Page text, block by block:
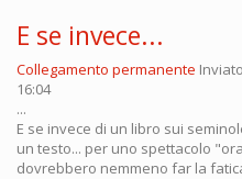
E se invece...
Collegamento permanente
16:04
...
E se invece di un libro sui
un testo... per uno spettacolo
dovrebbero nemmeno far la